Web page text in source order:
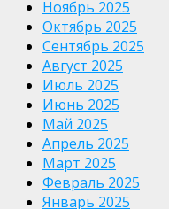
Ноябрь 2025
Октябрь 2025
Сентябрь 2025
Август 2025
Июль 2025
Июнь 2025
Май 2025
Апрель 2025
Март 2025
Февраль 2025
Январь 2025